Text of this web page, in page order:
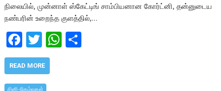
நிலையில், முன்னாள் ஸ்கேட்டிங் சாம்பியனான கோர்ட்னி, தன்னுடைய
நண்பரின் உறைந்த குளத்தில்,…
F
ac
e
b
T
w
itt
er
W
h
READ MORE
சினி-நிகழ்வுகள்